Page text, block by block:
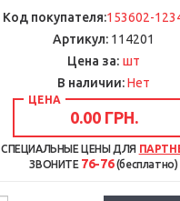
Код покупателя:153602-
Артикул: 114201
Цена за: шт
В наличии:Нет
ЦЕНА
0.00 ГРН.
СПЕЦИАЛЬНЫЕ ЦЕНЫ ДЛЯ
ЗВОНИТЕ 76-76(бесплатно)